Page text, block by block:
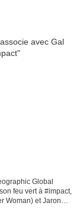
Global
feu vert à #impact,
Woman) et Jaron